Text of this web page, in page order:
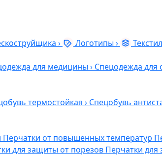
› Логотипы ›
для медицины › Спецодежда для
термостойкая › Спецобувь
Перчатки от повышенных температур
для защиты от порезов Перчатки для